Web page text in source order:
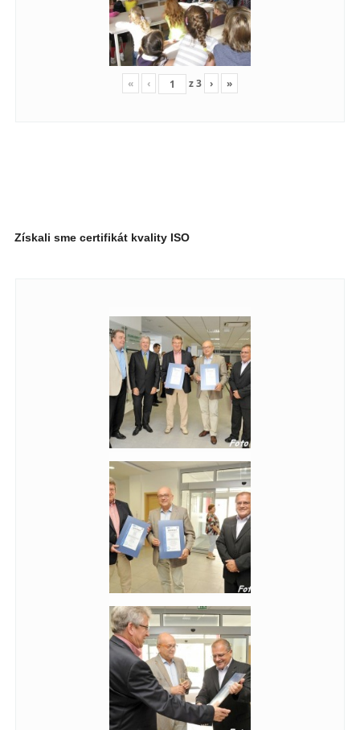
« ‹ z3 › »
Získali sme certifikát kvality ISO